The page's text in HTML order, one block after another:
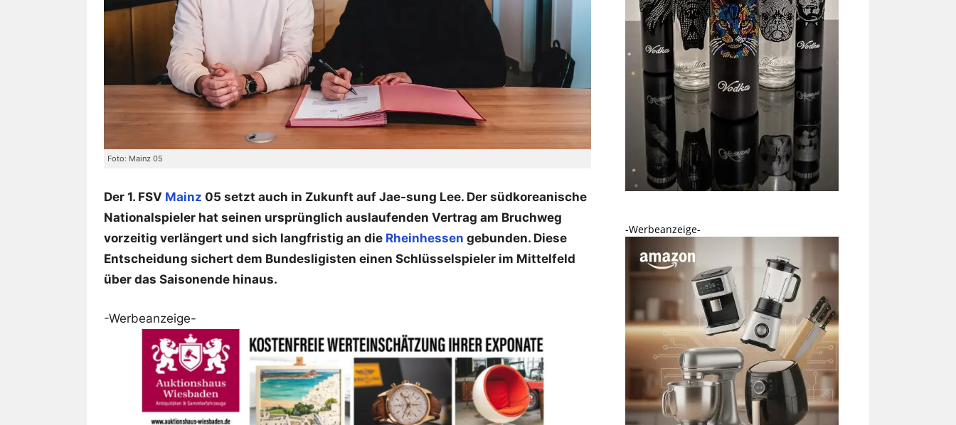
Foto: Mainz 05
Der 1. FSV Mainz 05 setzt auch in Zukunft auf Jae-sung Lee. Der südkoreanische
Nationalspieler hat seinen ursprünglich auslaufenden Vertrag am Bruchweg
vorzeitig verlängert und sich langfristig an die Rheinhessen gebunden. Diese
Entscheidung sichert dem Bundesligisten einen Schlüsselspieler im Mittelfeld
über das Saisonende hinaus.
-Werbeanzeige-
-Werbeanzeige-